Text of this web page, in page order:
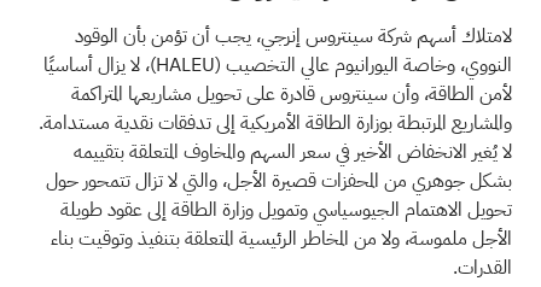
لامتلاك أسهم شركة سينتروس إنرجي، يجب أن تؤمن بأن الوقود
النووي، وخاصة اليورانيوم عالي التخصيب (HALEU)، لا يزال أساسيًا
لأمن الطاقة، وأن سينتروس قادرة على تحويل مشاريعها المتراكمة
والمشاريع المرتبطة بوزارة الطاقة الأمريكية إلى تدفقات نقدية مستدامة.
لا يُغير الانخفاض الأخير في سعر السهم والمخاوف المتعلقة بتقييمه
بشكل جوهري من المحفزات قصيرة الأجل، والتي لا تزال تتمحور حول
تحويل الاهتمام الجيوسياسي وتمويل وزارة الطاقة إلى عقود طويلة
الأجل ملموسة، ولا من المخاطر الرئيسية المتعلقة بتنفيذ وتوقيت بناء
القدرات.